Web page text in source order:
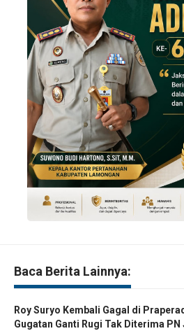
Baca Berita Lainnya:
Roy Suryo Kembali Gagal di
Gugatan Ganti Rugi Tak Diterima